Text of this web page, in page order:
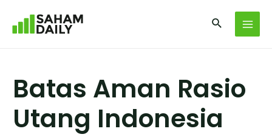
Batas Aman Rasio
Utang Indonesia